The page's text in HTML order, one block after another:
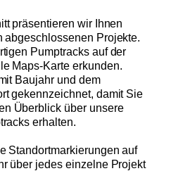
präsentieren wir Ihnen
abgeschlossenen Projekte.
Pumptracks auf der
Maps-Karte erkunden.
Baujahr und dem
gekennzeichnet, damit Sie
Überblick über unsere
erhalten.
Standortmarkierungen auf
über jedes einzelne Projekt